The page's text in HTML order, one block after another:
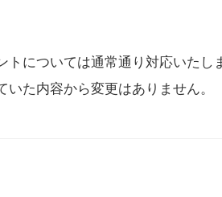
については通常通り対応いたし
た内容から変更はありません。